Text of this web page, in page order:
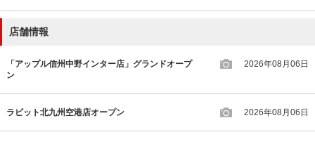
店舗情報
「アップル信州中野インター店」グランドオープ
ン
2026年08月06日
ラビット北九州空港店オープン 2026年08月06日